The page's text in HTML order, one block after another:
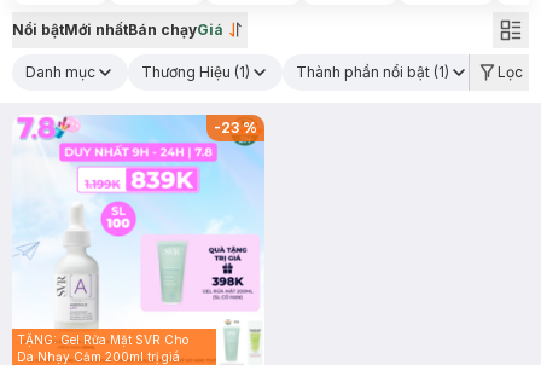
Nổi bậtMới nhấtBán chạyGiá
Danh mục Thương Hiệu (1) Thành phần nổi bật (1) Lọc
-23%
TẶNG: Gel Rửa Mặt SVR Cho
Da Nhạy Cảm 200ml trị giá